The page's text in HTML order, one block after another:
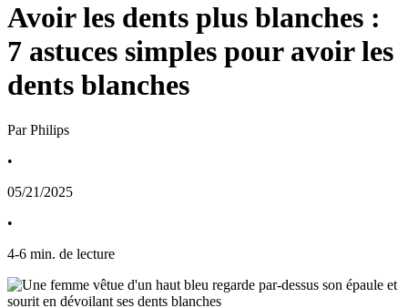
Avoir les dents plus blanches :
7 astuces simples pour avoir les
dents blanches
Par Philips
•
05/21/2025
•
4-6 min. de lecture